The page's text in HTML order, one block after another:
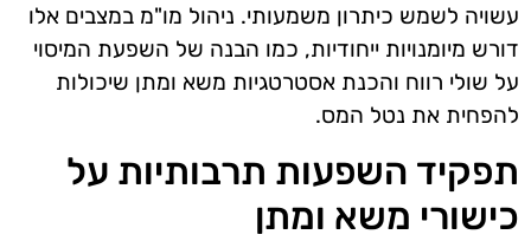
עשויה לשמש כיתרון משמעותי. ניהול מו"מ במצבים אלו
דורש מיומנויות ייחודיות, כמו הבנה של השפעת המיסוי
על שולי רווח והכנת אסטרטגיות משא ומתן שיכולות
להפחית את נטל המס.
תפקיד השפעות תרבותיות על
כישורי משא ומתן